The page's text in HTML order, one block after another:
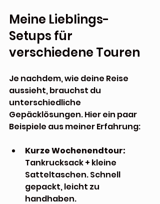
Meine Lieblings-
Setups für
verschiedene Touren
Je nachdem, wie deine Reise
aussieht, brauchst du
unterschiedliche
Gepäcklösungen. Hier ein paar
Beispiele aus meiner Erfahrung:
Kurze Wochenendtour:
Tankrucksack + kleine
Satteltaschen. Schnell
gepackt, leicht zu
handhaben.